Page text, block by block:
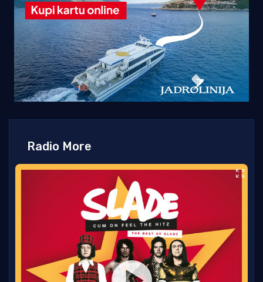
Radio More